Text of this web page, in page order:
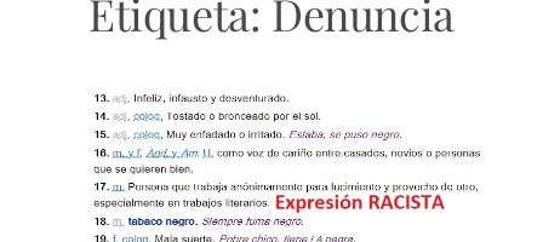
Etiqueta: Denuncia